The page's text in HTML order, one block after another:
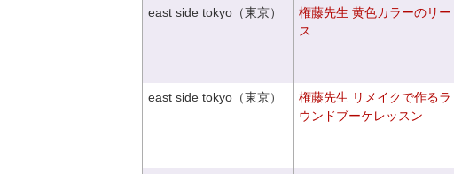
east side tokyo（東京）
権藤先生 黄色カラーのリー
ス
east side tokyo（東京）
権藤先生 リメイクで作るラ
ウンドブーケレッスン